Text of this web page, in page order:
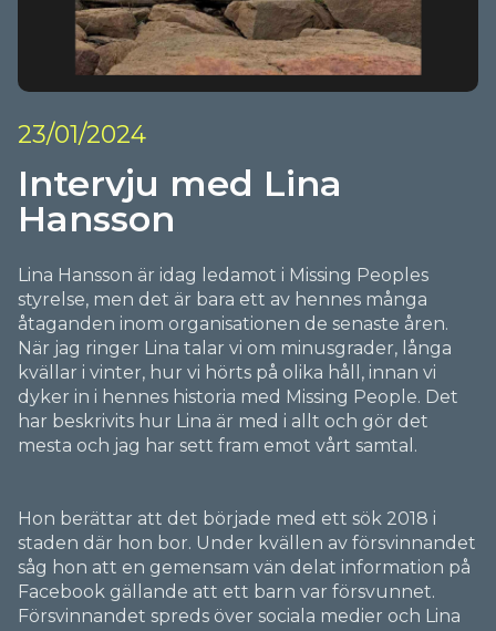
23/01/2024
Intervju med Lina
Hansson
Lina Hansson är idag ledamot i Missing Peoples
styrelse, men det är bara ett av hennes många
åtaganden inom organisationen de senaste åren.
När jag ringer Lina talar vi om minusgrader, långa
kvällar i vinter, hur vi hörts på olika håll, innan vi
dyker in i hennes historia med Missing People. Det
har beskrivits hur Lina är med i allt och gör det
mesta och jag har sett fram emot vårt samtal.
Hon berättar att det började med ett sök 2018 i
staden där hon bor. Under kvällen av försvinnandet
såg hon att en gemensam vän delat information på
Facebook gällande att ett barn var försvunnet.
Försvinnandet spreds över sociala medier och Lina